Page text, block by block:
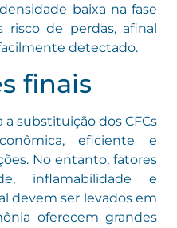
baixa na fase
de perdas, afinal
detectado.
finais
substituição dos CFCs
eficiente e
No entanto, fatores
inflamabilidade e
devem ser levados em
oferecem grandes